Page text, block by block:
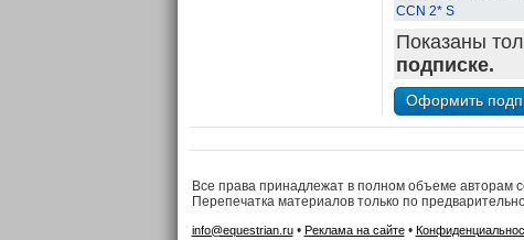
CCN 2* S
Показаны
подписке.
Все права принадлежат в полном объеме авторам
Перепечатка материалов только по
info@equestrian.ru• Реклама на сайте•